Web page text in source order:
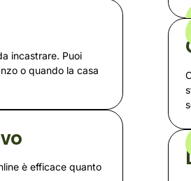
incastrare. Puoi
o quando la casa
è efficace quanto